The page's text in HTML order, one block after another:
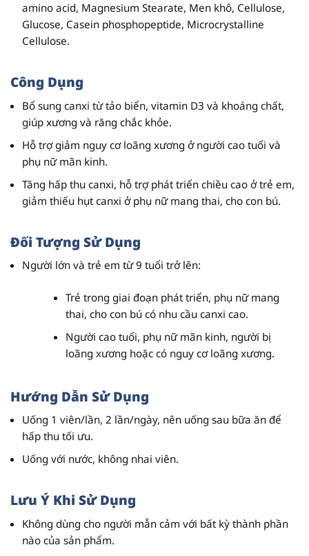
amino acid, Magnesium Stearate, Men khô, Cellulose,
Glucose, Casein phosphopeptide, Microcrystalline
Cellulose.
Công Dụng
Bổ sung canxi từ tảo biển, vitamin D3 và khoáng chất,
giúp xương và răng chắc khỏe.
Hỗ trợ giảm nguy cơ loãng xương ở người cao tuổi và
phụ nữ mãn kinh.
Tăng hấp thu canxi, hỗ trợ phát triển chiều cao ở trẻ em,
giảm thiếu hụt canxi ở phụ nữ mang thai, cho con bú.
Đối Tượng Sử Dụng
Người lớn và trẻ em từ 9 tuổi trở lên:
Trẻ trong giai đoạn phát triển, phụ nữ mang
thai, cho con bú có nhu cầu canxi cao.
Người cao tuổi, phụ nữ mãn kinh, người bị
loãng xương hoặc có nguy cơ loãng xương.
Hướng Dẫn Sử Dụng
Uống 1 viên/lần, 2 lần/ngày, nên uống sau bữa ăn để
hấp thu tối ưu.
Uống với nước, không nhai viên.
Lưu Ý Khi Sử Dụng
Không dùng cho người mẫn cảm với bất kỳ thành phần
nào của sản phẩm.